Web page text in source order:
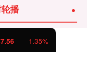
播
1.35%